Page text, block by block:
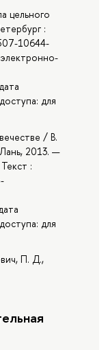
цельного
:
10644-
для
/ В.
2013. —
:
для
П. Д.,